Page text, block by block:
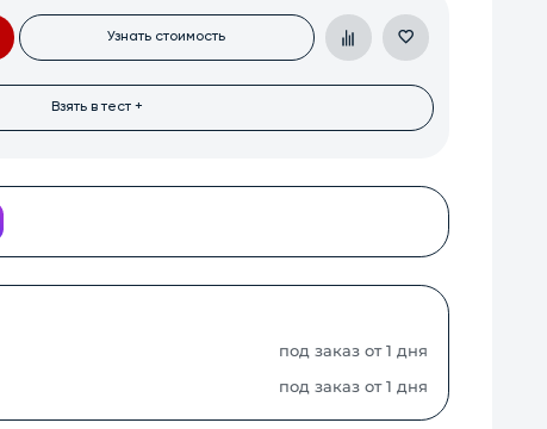
Узнать стоимость
Взять в тест +
под заказ от 1 дня
под заказ от 1 дня